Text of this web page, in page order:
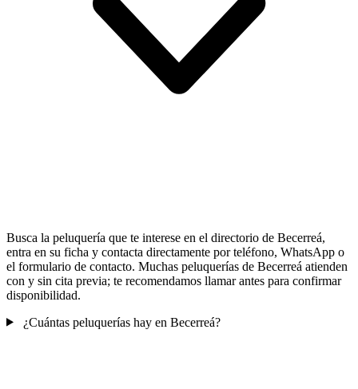
Busca la peluquería que te interese en el directorio de Becerreá,
entra en su ficha y contacta directamente por teléfono, WhatsApp o
el formulario de contacto. Muchas peluquerías de Becerreá atienden
con y sin cita previa; te recomendamos llamar antes para confirmar
disponibilidad.
¿Cuántas peluquerías hay en Becerreá?